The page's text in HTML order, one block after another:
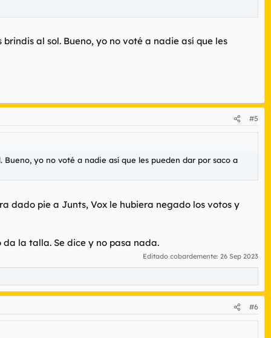
al sol. Bueno, yo no voté a nadie así que les
#5
yo no voté a nadie así que les pueden dar por saco a
dado pie a Junts, Vox le hubiera negado los votos y
la talla. Se dice y no pasa nada.
Editado cobardemente: 26 Sep 2023
#6